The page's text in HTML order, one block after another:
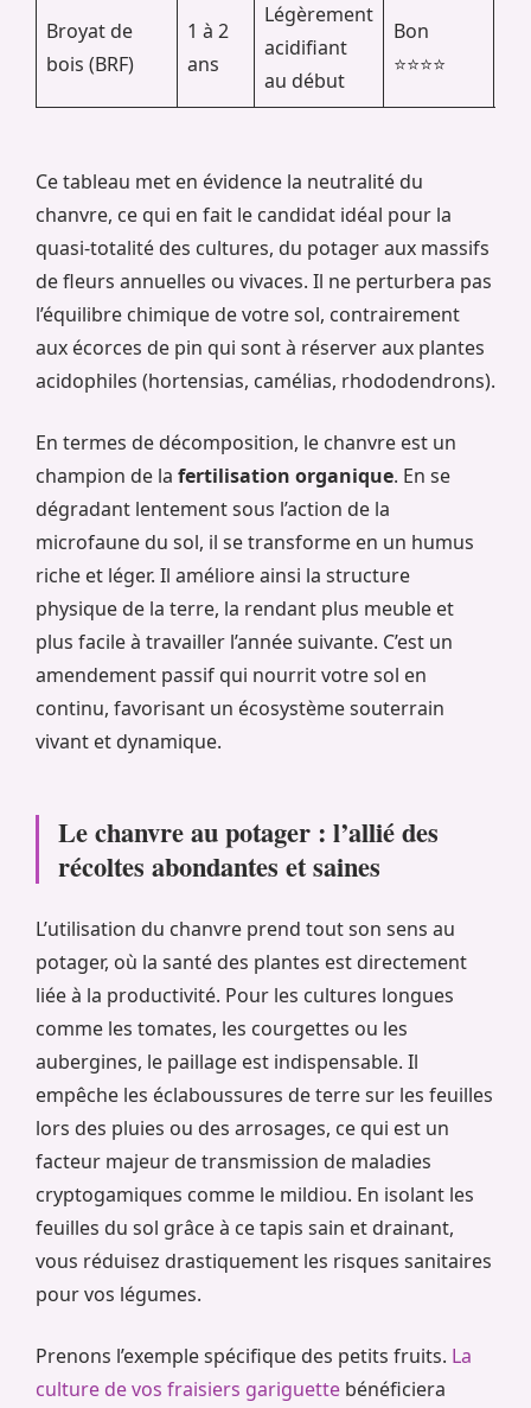
Broyat de
bois (BRF)
1 à 2
ans
Légèrement
acidifiant
au début
Bon
⭐⭐⭐⭐
Ce tableau met en évidence la neutralité du
chanvre, ce qui en fait le candidat idéal pour la
quasi-totalité des cultures, du potager aux massifs
de fleurs annuelles ou vivaces. Il ne perturbera pas
l’équilibre chimique de votre sol, contrairement
aux écorces de pin qui sont à réserver aux plantes
acidophiles (hortensias, camélias, rhododendrons).
En termes de décomposition, le chanvre est un
champion de la fertilisation organique. En se
dégradant lentement sous l’action de la
microfaune du sol, il se transforme en un humus
riche et léger. Il améliore ainsi la structure
physique de la terre, la rendant plus meuble et
plus facile à travailler l’année suivante. C’est un
amendement passif qui nourrit votre sol en
continu, favorisant un écosystème souterrain
vivant et dynamique.
Le chanvre au potager : l’allié des
récoltes abondantes et saines
L’utilisation du chanvre prend tout son sens au
potager, où la santé des plantes est directement
liée à la productivité. Pour les cultures longues
comme les tomates, les courgettes ou les
aubergines, le paillage est indispensable. Il
empêche les éclaboussures de terre sur les feuilles
lors des pluies ou des arrosages, ce qui est un
facteur majeur de transmission de maladies
cryptogamiques comme le mildiou. En isolant les
feuilles du sol grâce à ce tapis sain et drainant,
vous réduisez drastiquement les risques sanitaires
pour vos légumes.
Prenons l’exemple spécifique des petits fruits. La
culture de vos fraisiers gariguette bénéficiera